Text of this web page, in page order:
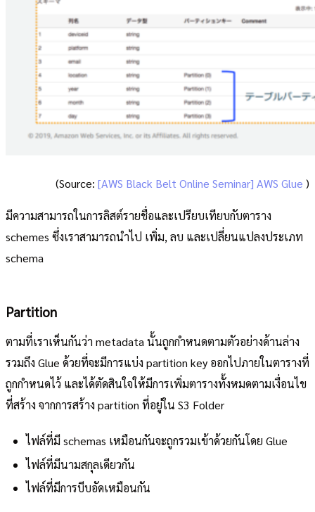
(Source: [AWS Black Belt Online Seminar] AWS Glue )
มีความสามารถในการลิสต์รายชื่อและเปรียบเทียบกับตาราง
schemes ซึ่งเราสามารถนำไป เพิ่ม, ลบ และเปลี่ยนแปลงประเภท
schema
Partition
ตามที่เราเห็นกันว่า metadata นั้นถูกกำหนดตามตัวอย่างด้านล่าง
รวมถึง Glue ด้วยที่จะมีการแบ่ง partition key ออกไปภายในตารางที่
ถูกกำหนดไว้ และได้ตัดสินใจให้มีการเพิ่มตารางทั้งหมดตามเงื่อนไข
ที่สร้าง จากการสร้าง partition ที่อยู่ใน S3 Folder
ไฟล์ที่มี schemas เหมือนกันจะถูกรวมเข้าด้วยกันโดย Glue
ไฟล์ที่มีนามสกุลเดียวกัน
ไฟล์ที่มีการบีบอัดเหมือนกัน